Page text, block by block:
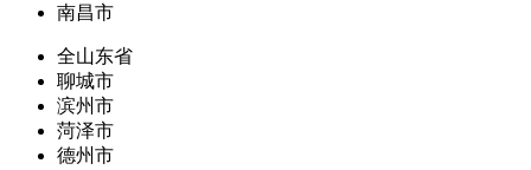
南昌市
全山东省
聊城市
滨州市
菏泽市
德州市